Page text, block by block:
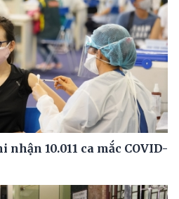
nhận 10.011 ca mắc COVID-